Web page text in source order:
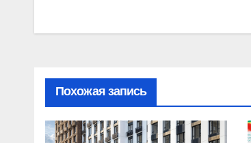
Похожая запись